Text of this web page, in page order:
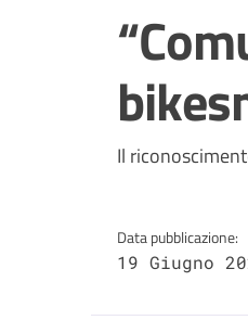
Il
Data pubblicazione:
19 Giugno